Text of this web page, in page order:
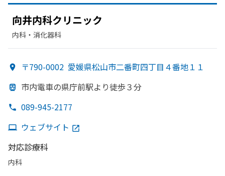
向井内科クリニック
内科・​消化器科
〒790-0002 愛媛県松山市二番町四丁目４番地１１
市内電車の県庁前駅より徒歩３分
089-945-2177
ウェブサイト
対応診療科
内科